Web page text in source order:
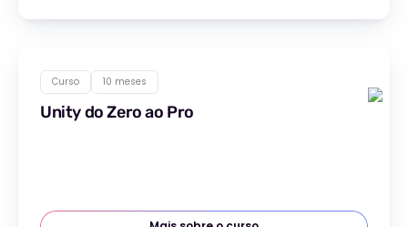
Curso 10 meses
Unity do Zero ao Pro